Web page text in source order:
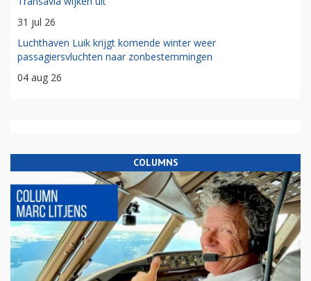
31 jul 26
Luchthaven Luik krijgt komende winter weer
passagiersvluchten naar zonbestemmingen
04 aug 26
COLUMNS